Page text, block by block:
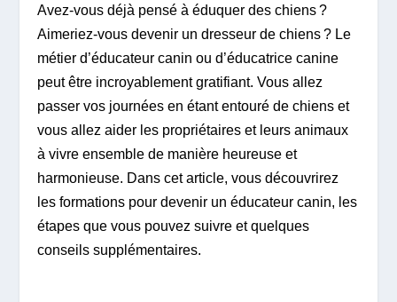
Avez-vous déjà pensé à éduquer des chiens ?
Aimeriez-vous devenir un dresseur de chiens ? Le
métier d’éducateur canin ou d’éducatrice canine
peut être incroyablement gratifiant. Vous allez
passer vos journées en étant entouré de chiens et
vous allez aider les propriétaires et leurs animaux
à vivre ensemble de manière heureuse et
harmonieuse. Dans cet article, vous découvrirez
les formations pour devenir un éducateur canin, les
étapes que vous pouvez suivre et quelques
conseils supplémentaires.